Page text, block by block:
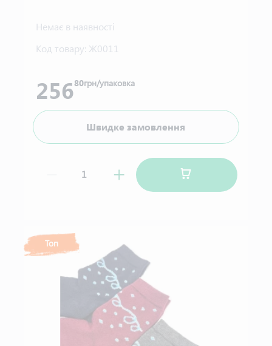
Немає в наявності
Код товару: Ж0011
25680грн/упаковка
Швидке замовлення
Топ